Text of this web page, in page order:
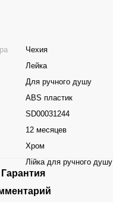
Чехия
Лейка
Для ручного душу
ABS пластик
SD00031244
12 месяцев
Хром
Лійка для ручного душу
Гарантия